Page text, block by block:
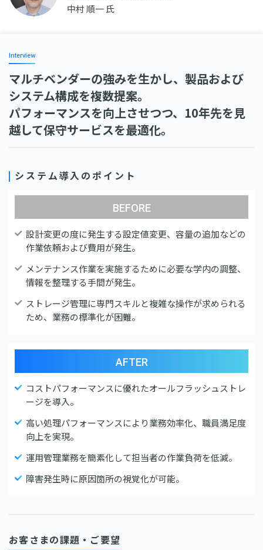
中村 順一 氏
Interview
マルチベンダーの強みを生かし、製品および
システム構成を複数提案。
パフォーマンスを向上させつつ、10年先を見
越して保守サービスを最適化。
システム導入のポイント
BEFORE
設計変更の度に発生する設定値変更、容量の追加などの
作業依頼および費用が発生。
メンテナンス作業を実施するために必要な学内の調整、
情報を整理する手間が発生。
ストレージ管理に専門スキルと複雑な操作が求められる
ため、業務の標準化が困難。
AFTER
コストパフォーマンスに優れたオールフラッシュストレ
ージを導入。
高い処理パフォーマンスにより業務効率化、職員満足度
向上を実現。
運用管理業務を簡素化して担当者の作業負荷を低減。
障害発生時に原因箇所の視覚化が可能。
お客さまの課題・ご要望